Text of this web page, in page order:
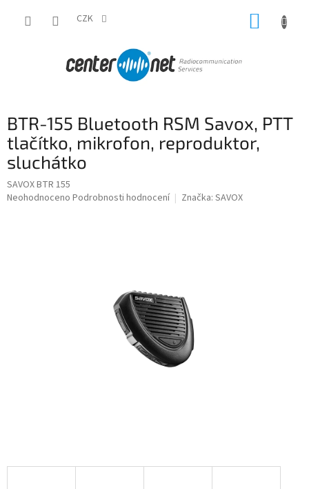
CZK
BTR-155 Bluetooth RSM Savox, PTT
tlačítko, mikrofon, reproduktor,
sluchátko
SAVOX BTR 155
Průměrné
Neohodnoceno Podrobnosti hodnocení Značka: SAVOX